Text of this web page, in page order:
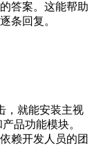
答案。这能帮助
条回复。
，就能安装主视
品功能模块。
赖开发人员的团